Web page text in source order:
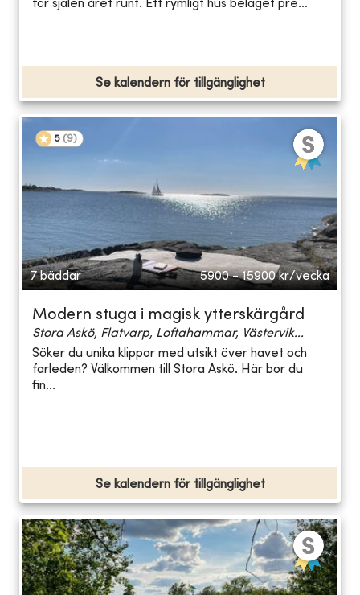
för själen året runt. Ett rymligt hus beläget pre...
Se kalendern för tillgänglighet
5 (9)
7 bäddar 5900 - 15900 kr/vecka
Modern stuga i magisk ytterskärgård
Stora Askö, Flatvarp, Loftahammar, Västervik...
Söker du unika klippor med utsikt över havet och
farleden? Välkommen till Stora Askö. Här bor du
fin...
Se kalendern för tillgänglighet